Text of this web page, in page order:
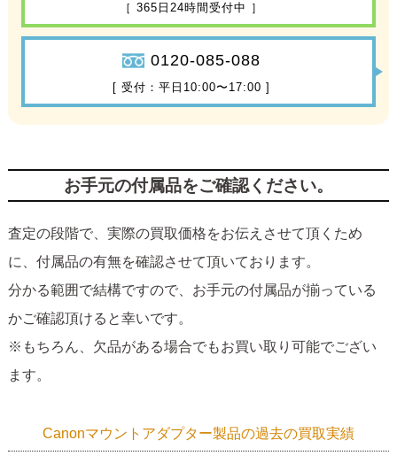
［ 365日24時間受付中 ］
0120-085-088
[ 受付：平日10:00〜17:00 ]
お手元の付属品をご確認ください。
査定の段階で、実際の買取価格をお伝えさせて頂くため
に、付属品の有無を確認させて頂いております。
分かる範囲で結構ですので、お手元の付属品が揃っている
かご確認頂けると幸いです。
※もちろん、欠品がある場合でもお買い取り可能でござい
ます。
Canonマウントアダプター製品の過去の買取実績